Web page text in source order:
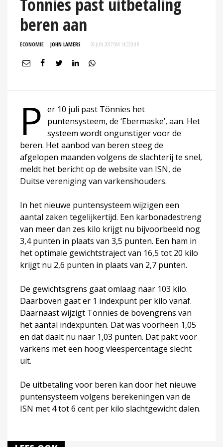
beren aan
ECONOMIE JOHN LAMERS 26 JUN 2017 OM 14:22UUR
P er 10 juli past Tönnies het
puntensysteem, de ‘Ebermaske’, aan. Het
systeem wordt ongunstiger voor de
beren. Het aanbod van beren steeg de
afgelopen maanden volgens de slachterij te snel,
meldt het bericht op de website van ISN, de
Duitse vereniging van varkenshouders.
In het nieuwe puntensysteem wijzigen een
aantal zaken tegelijkertijd. Een karbonadestreng
van meer dan zes kilo krijgt nu bijvoorbeeld nog
3,4 punten in plaats van 3,5 punten. Een ham in
het optimale gewichtstraject van 16,5 tot 20 kilo
krijgt nu 2,6 punten in plaats van 2,7 punten.
De gewichtsgrens gaat omlaag naar 103 kilo.
Daarboven gaat er 1 indexpunt per kilo vanaf.
Daarnaast wijzigt Tönnies de bovengrens van
het aantal indexpunten. Dat was voorheen 1,05
en dat daalt nu naar 1,03 punten. Dat pakt voor
varkens met een hoog vleespercentage slecht
uit.
De uitbetaling voor beren kan door het nieuwe
puntensysteem volgens berekeningen van de
ISN met 4 tot 6 cent per kilo slachtgewicht dalen.